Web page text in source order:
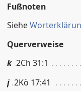
Fußnoten
Siehe
Querverweise
k 2Ch 31:1
j 2Kö 17:41